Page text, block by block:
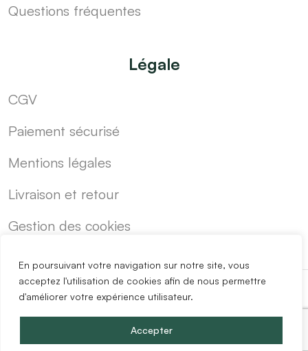
En poursuivant votre navigation sur notre site, vous
acceptez l'utilisation de cookies afin de nous permettre
d'améliorer votre expérience utilisateur.
Accepter
Questions fréquentes
Légale
CGV
Paiement sécurisé
Mentions légales
Livraison et retour
Gestion des cookies
-
Copyright @2024 Easy Mobilier.